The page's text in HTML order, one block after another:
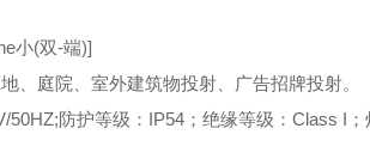
小(双-端)]
、庭院、室外建筑物投射、广告招牌投射。
50HZ;防护等级：IP54；绝缘等级：Class I